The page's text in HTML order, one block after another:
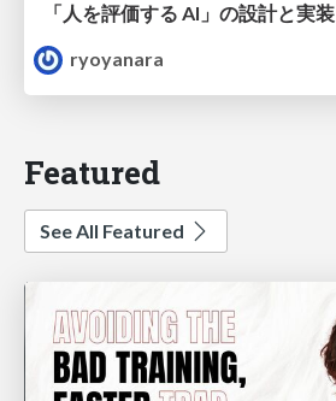
「人を評価する AI」の 設計と実装
ryoyanara
Featured
See All Featured